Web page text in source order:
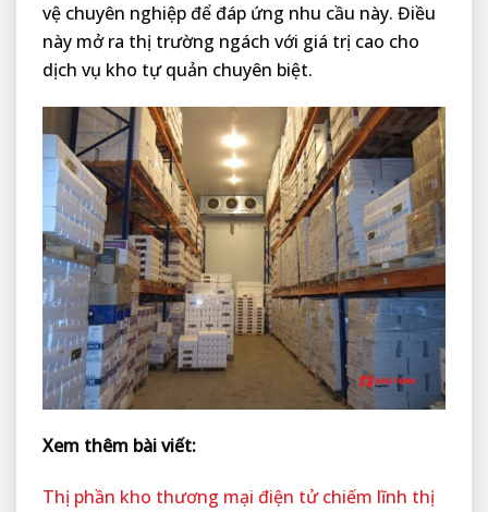
vệ chuyên nghiệp để đáp ứng nhu cầu này. Điều
này mở ra thị trường ngách với giá trị cao cho
dịch vụ kho tự quản chuyên biệt.
Xem thêm bài viết:
Thị phần kho thương mại điện tử chiếm lĩnh thị